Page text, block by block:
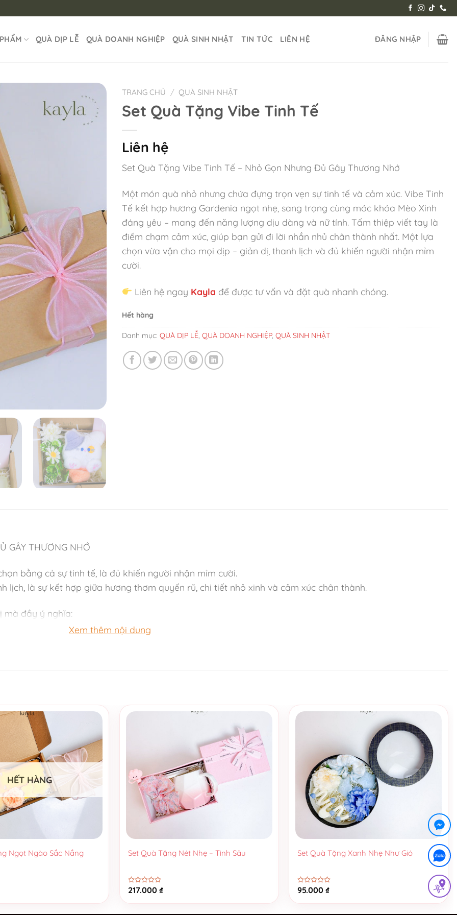
QUÀ DỊP LỄ QUÀ DOANH NGHIỆP QUÀ SINH NHẬT TIN TỨC LIÊN HỆ ĐĂNG NHẬP
TRANG CHỦ / QUÀ SINH NHẬT
Set Quà Tặng Vibe Tinh Tế
Liên hệ
Set Quà Tặng Vibe Tinh Tế – Nhỏ Gọn Nhưng Đủ Gây Thương Nhớ
Một món quà nhỏ nhưng chứa đựng trọn vẹn sự tinh tế và cảm xúc. Vibe Tinh
Tế kết hợp hương Gardenia ngọt nhẹ, sang trọng cùng móc khóa Mèo Xinh
đáng yêu – mang đến năng lượng dịu dàng và nữ tính. Tấm thiệp viết tay là
điểm chạm cảm xúc, giúp bạn gửi đi lời nhắn nhủ chân thành nhất. Một lựa
chọn vừa vặn cho mọi dịp – giản dị, thanh lịch và đủ khiến người nhận mỉm
cười.
Liên hệ ngay Kayla để được tư vấn và đặt quà nhanh chóng.
Hết hàng
Danh mục: QUÀ DỊP LỄ, QUÀ DOANH NGHIỆP, QUÀ SINH NHẬT
GÂY THƯƠNG NHỚ
bằng cả sự tinh tế, là đủ khiến người nhận mỉm cười.
lịch, là sự kết hợp giữa hương thơm quyến rũ, chi tiết nhỏ xinh và cảm xúc chân thành.
mà đầy ý nghĩa:
tình cảm thật khẽ mà sâu.
là một cách để nói “tôi nhớ bạn, thật đấy.”
Xem thêm nội dung
HẾT HÀNG
Ngọt Ngào Sắc Nắng Set Quà Tặng Nét Nhẹ – Tình Sâu
Được
hạng
217.000 ₫
Set Quà Tặng Xanh Nhẹ Như Gió
Được
hạng
95.000₫